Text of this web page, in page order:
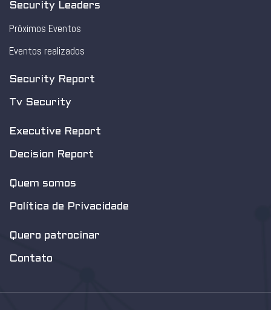
Security Leaders
Próximos Eventos
Eventos realizados
Security Report
Tv Security
Executive Report
Decision Report
Quem somos
Política de Privacidade
Quero patrocinar
Contato